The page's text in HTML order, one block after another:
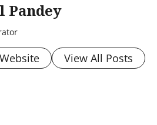
Pandey
View All Posts